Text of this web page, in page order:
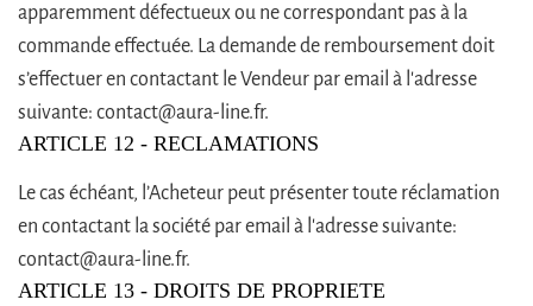
apparemment défectueux ou ne correspondant pas à la
commande effectuée. La demande de remboursement doit
s’effectuer en contactant le Vendeur par email à l'adresse
suivante: contact@aura-line.fr.
ARTICLE 12 - RECLAMATIONS
Le cas échéant, l’Acheteur peut présenter toute réclamation
en contactant la société par email à l'adresse suivante:
contact@aura-line.fr.
ARTICLE 13 - DROITS DE PROPRIETE